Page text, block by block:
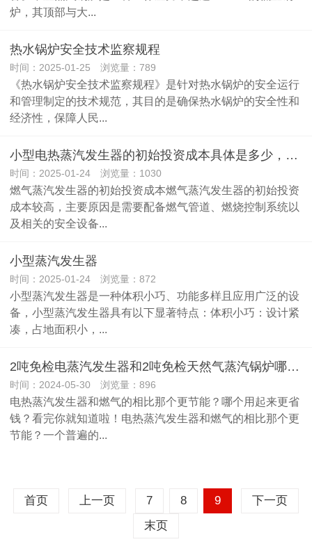
炉，其顶部与大...
热水锅炉安全技术监察规程
时间：2025-01-25 浏览量：789
《热水锅炉安全技术监察规程》是针对热水锅炉的安全运行
和管理制定的技术规范，其目的是确保热水锅炉的安全性和
经济性，保障人民...
小型电热蒸汽发生器的初始投资成本具体是多少，与传统燃气锅炉相比如何？
时间：2025-01-24 浏览量：1030
燃气蒸汽发生器的初始投资成本燃气蒸汽发生器的初始投资
成本较高，主要原因是需要配备燃气管道、燃烧控制系统以
及相关的安全设备...
小型蒸汽发生器
时间：2025-01-24 浏览量：872
小型蒸汽发生器是一种体积小巧、功能多样且应用广泛的设
备，小型蒸汽发生器具有以下显著特点：体积小巧：设计紧
凑，占地面积小，...
2吨免检电蒸汽发生器和2吨免检天然气蒸汽锅炉哪个用起来比较省钱
时间：2024-05-30 浏览量：896
电热蒸汽发生器和燃气的相比那个更节能？哪个用起来更省
钱？看完你就知道啦！电热蒸汽发生器和燃气的相比那个更
节能？一个普遍的...
首页 上一页 7 8 9
下一页
末页